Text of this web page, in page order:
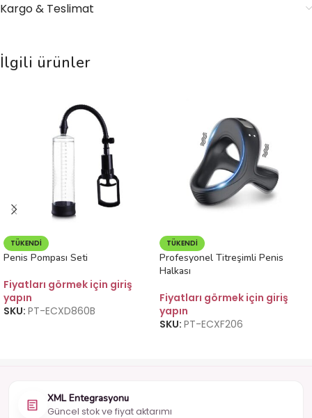
Kargo & Teslimat
İlgili ürünler
TÜKENDI
Penis Pompası Seti
Fiyatları görmek için giriş
yapın
SKU: PT-ECXD860B
TÜKENDI
Profesyonel Titreşimli Penis
Halkası
Fiyatları görmek için giriş
yapın
SKU: PT-ECXF206
XML Entegrasyonu
Güncel stok ve fiyat aktarımı